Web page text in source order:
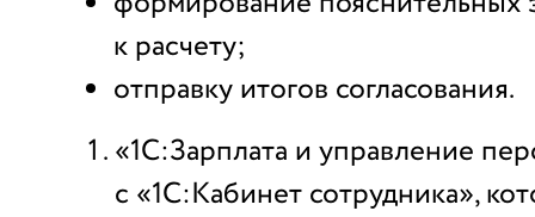
к расчету;
отправку итогов согласования.
«1С:Зарплата и управление
с «1С:Кабинет сотрудника»,